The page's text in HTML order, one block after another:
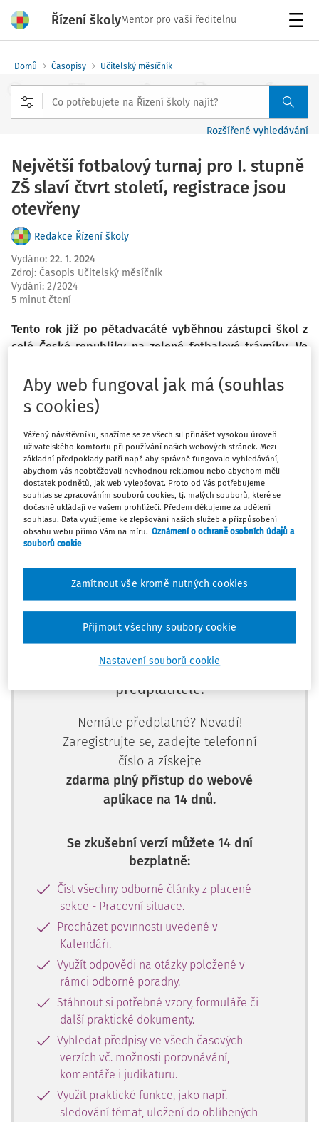
Řízení školyMentor pro vaši ředitelnu
Domů Časopisy Učitelský měsíčník
Rozšířené vyhledávání
Největší fotbalový turnaj pro I. stupně
ZŠ slaví čtvrt století, registrace jsou
otevřeny
Redakce Řízení školy
Vydáno: 22. 1. 2024
Zdroj: Časopis Učitelský měsíčník
Vydání: 2/2024
5 minut čtení
Tento rok již po pětadvacáté vyběhnou zástupci škol z
celé České republiky na zelené fotbalové trávníky. Ve
ročník populárního turnaje McDonald’s Cup, který je
největším sportovním turnajem pro žáky I. stupně ZŠ.
Registrace ve třech kategoriích jsou otevřeny, školy
mohou své týmy hlásit až do března, a to na oficiálním
webu turnaje www.mcdonaldscup.cz.
O popularitě McDonald’s Cupu, největšího sportovního
školního projektu pro základní školy, se nedá pochybovat.
Máte předplatné? Přihlaste se.
Tento dokument je jen pro
předplatitele.
Nemáte předplatné? Nevadí!
Zaregistrujte se, zadejte telefonní
číslo a získejte
zdarma plný přístup do webové
aplikace na 14 dnů.
Se zkušební verzí můžete 14 dní
bezplatně:
Číst všechny odborné články z placené
sekce - Pracovní situace.
Procházet povinnosti uvedené v
Kalendáři.
Využít odpovědi na otázky položené v
rámci odborné poradny.
Stáhnout si potřebné vzory, formuláře či
další praktické dokumenty.
Vyhledat předpisy ve všech časových
verzích vč. možnosti porovnávání,
komentáře i judikaturu.
Využít praktické funkce, jako např.
sledování témat, uložení do oblíbených
Aby web fungoval jak má (souhlas
s cookies)
Vážený návštěvníku, snažíme se ze všech sil přinášet vysokou úroveň
uživatelského komfortu při používání našich webových stránek. Mezi
základní předpoklady patří např. aby správně fungovalo vyhledávání,
abychom vás neobtěžovali nevhodnou reklamou nebo abychom měli
dostatek podnětů, jak web vylepšovat. Proto od Vás potřebujeme
souhlas se zpracováním souborů cookies, tj. malých souborů, které se
dočasně ukládají ve vašem prohlížeči. Předem děkujeme za udělení
souhlasu. Data využijeme ke zlepšování našich služeb a přizpůsobení
obsahu webu přímo Vám na míru. Oznámení o ochraně osobních údajů a
souborů cookie
Nastavení souborů cookie
Zamítnout vše kromě nutných cookies
Přijmout všechny soubory cookie